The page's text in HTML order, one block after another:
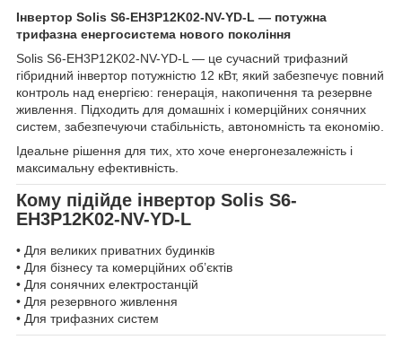
Інвертор Solis S6-EH3P12K02-NV-YD-L — потужна
трифазна енергосистема нового покоління
Solis S6-EH3P12K02-NV-YD-L — це сучасний трифазний
гібридний інвертор потужністю 12 кВт, який забезпечує повний
контроль над енергією: генерація, накопичення та резервне
живлення. Підходить для домашніх і комерційних сонячних
систем, забезпечуючи стабільність, автономність та економію.
Ідеальне рішення для тих, хто хоче енергонезалежність і
максимальну ефективність.
Кому підійде інвертор Solis S6-
EH3P12K02-NV-YD-L
• Для великих приватних будинків
• Для бізнесу та комерційних об’єктів
• Для сонячних електростанцій
• Для резервного живлення
• Для трифазних систем